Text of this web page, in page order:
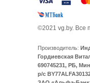
Производитель:
Гордиевская
690745231, РБ,
р/с
©2021 vg.by. Все